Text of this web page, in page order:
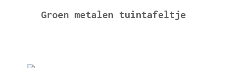
Groen metalen tuintafeltje